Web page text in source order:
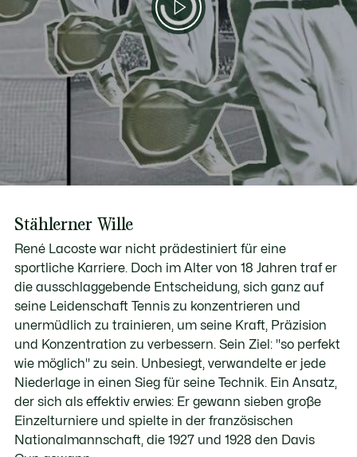
Stählerner Wille
René Lacoste war nicht prädestiniert für eine
sportliche Karriere. Doch im Alter von 18 Jahren traf er
die ausschlaggebende Entscheidung, sich ganz auf
seine Leidenschaft Tennis zu konzentrieren und
unermüdlich zu trainieren, um seine Kraft, Präzision
und Konzentration zu verbessern. Sein Ziel: "so perfekt
wie möglich" zu sein. Unbesiegt, verwandelte er jede
Niederlage in einen Sieg für seine Technik. Ein Ansatz,
der sich als effektiv erwies: Er gewann sieben große
Einzelturniere und spielte in der französischen
Nationalmannschaft, die 1927 und 1928 den Davis